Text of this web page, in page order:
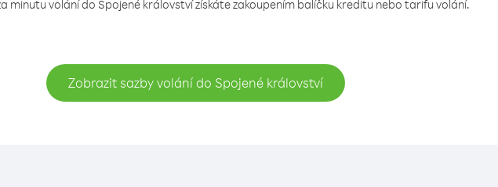
minutu volání do Spojené království získáte zakoupením balíčku kreditu nebo tarifu volání.
Zobrazit sazby volání do Spojené království